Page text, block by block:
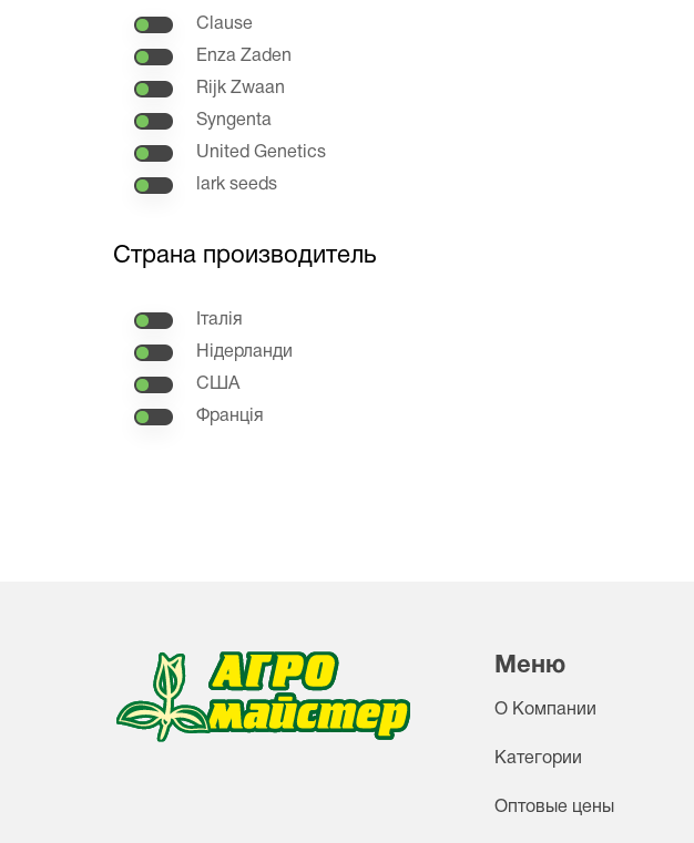
Clause
Enza Zaden
Rijk Zwaan
Syngenta
United Genetics
lark seeds
Страна производитель
Італія
Нідерланди
США
Франція
Меню
О Компании
Категории
Оптовые цены